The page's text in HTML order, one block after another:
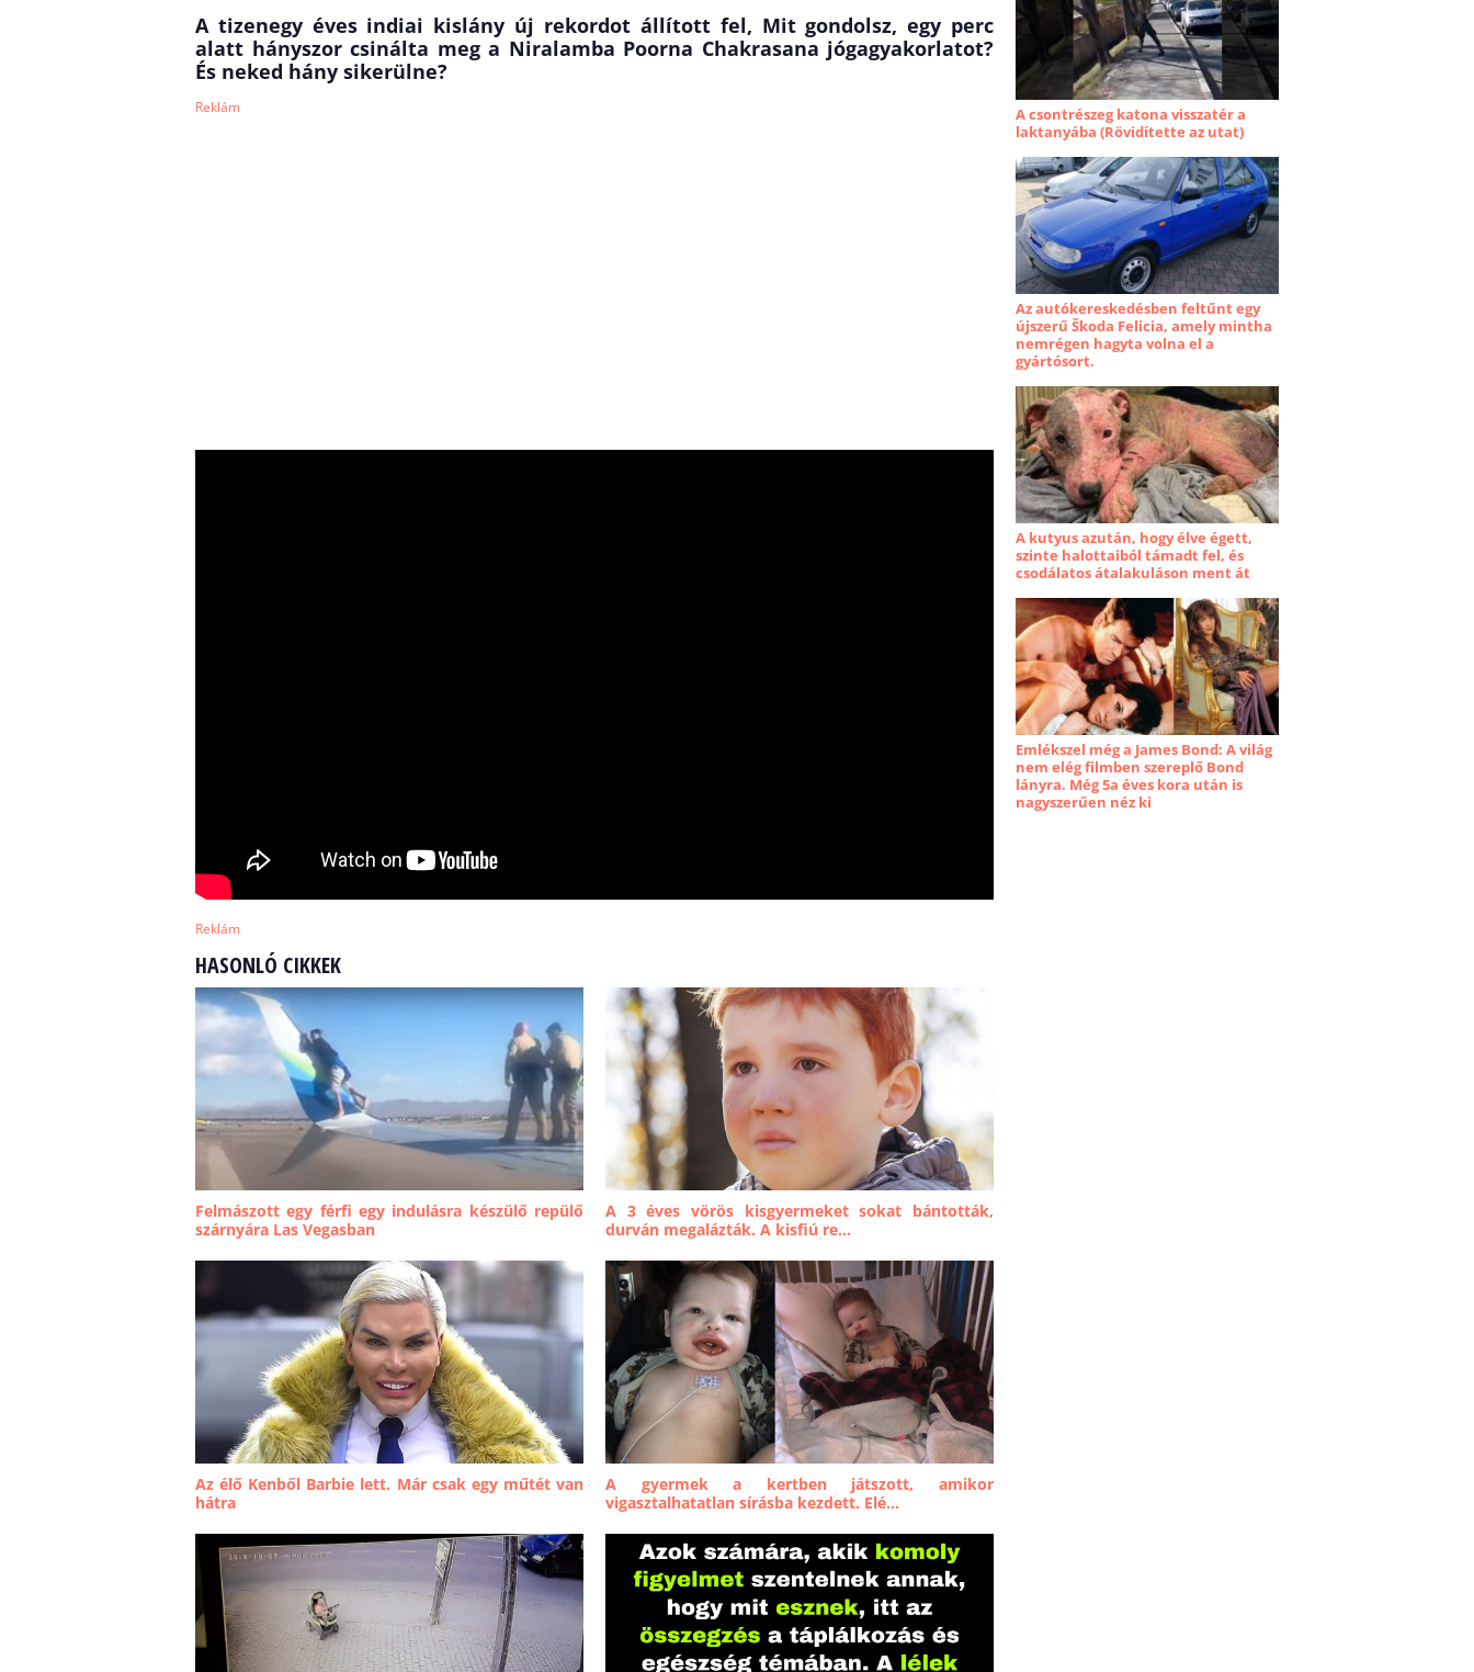
A tizenegy éves indiai kislány új rekordot állított fel, Mit gondolsz, egy perc
alatt hányszor csinálta meg a Niralamba Poorna Chakrasana jógagyakorlatot?
És neked hány sikerülne?
Reklám
Reklám
HASONLÓ CIKKEK
Felmászott egy férfi egy indulásra készülő repülő
szárnyára Las Vegasban
A 3 éves vörös kisgyermeket sokat bántották,
durván megalázták. A kisfiú re...
Az élő Kenből Barbie lett. Már csak egy műtét van
hátra
A gyermek a kertben játszott, amikor
vigasztalhatatlan sírásba kezdett. Elé...
A csontrészeg katona visszatér a
laktanyába (Rövidítette az utat)
Az autókereskedésben feltűnt egy
újszerű Škoda Felicia, amely mintha
nemrégen hagyta volna el a
gyártósort.
A kutyus azután, hogy élve égett,
szinte halottaiból támadt fel, és
csodálatos átalakuláson ment át
Emlékszel még a James Bond: A világ
nem elég filmben szereplő Bond
lányra. Még 5a éves kora után is
nagyszerűen néz ki